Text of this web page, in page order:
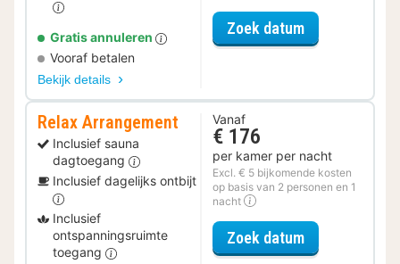
Gratis annuleren
Vooraf betalen
Bekijk details
Zoek datumvoor Late
Relax Arrangement
Inclusief sauna
dagtoegang
Inclusief dagelijks ontbijt
Inclusief
ontspanningsruimte
toegang
Vanaf
€ 176
per kamer per nacht
Excl. € 5 bijkomende kosten
op basis van 2 personen en 1
nacht
Zoek datumvoor Relax